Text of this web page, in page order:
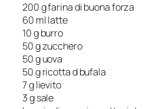
200 g farina di buona forza
60 ml latte
10 g burro
50 g zucchero
50 g uova
50 g ricotta d bufala
7 g lievito
3 g sale